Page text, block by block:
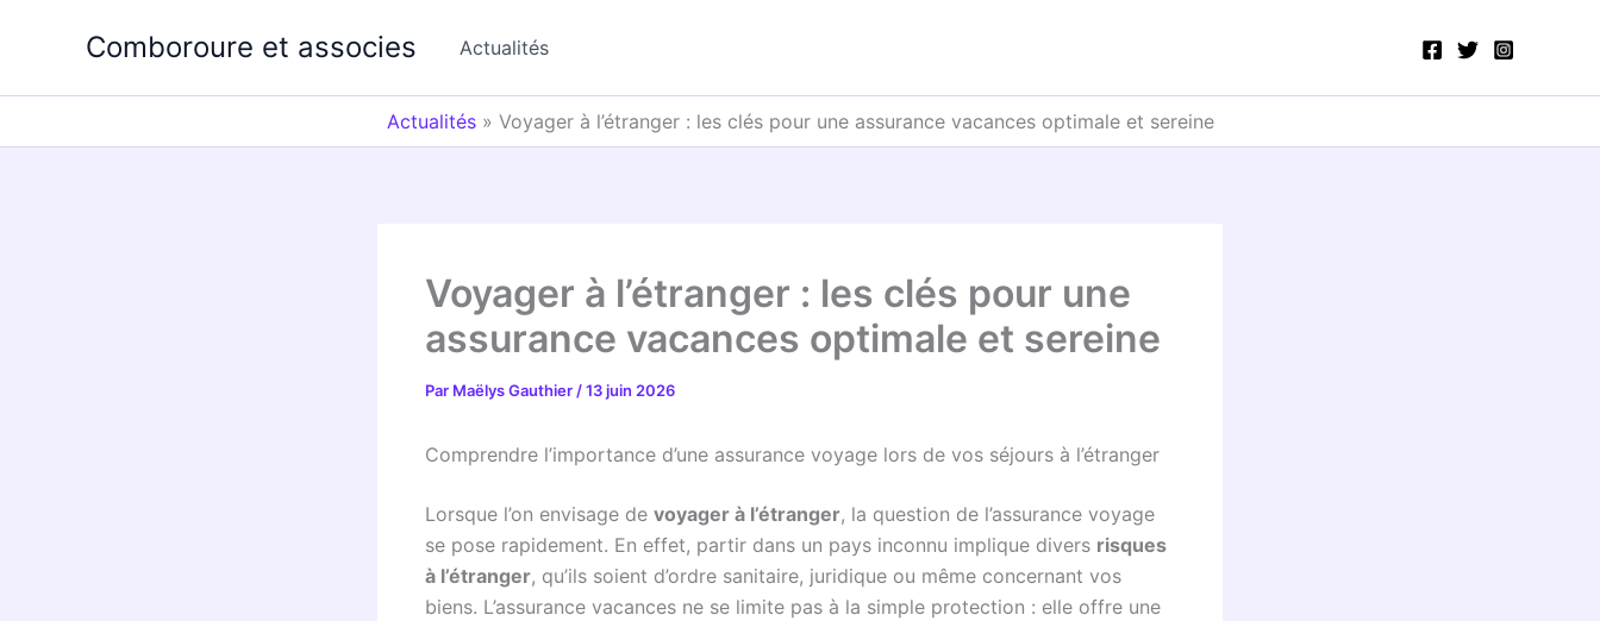
Comboroure et associes Actualités
Actualités» Voyager à l’étranger : les clés pour une assurance vacances optimale et sereine
Voyager à l’étranger : les clés pour une
assurance vacances optimale et sereine
Par Maëlys Gauthier /13 juin 2026
Comprendre l’importance d’une assurance voyage lors de vos séjours à l’étranger
Lorsque l’on envisage de voyager à l’étranger, la question de l’assurance voyage
se pose rapidement. En effet, partir dans un pays inconnu implique divers risques
à l’étranger, qu’ils soient d’ordre sanitaire, juridique ou même concernant vos
biens. L’assurance vacances ne se limite pas à la simple protection : elle offre une